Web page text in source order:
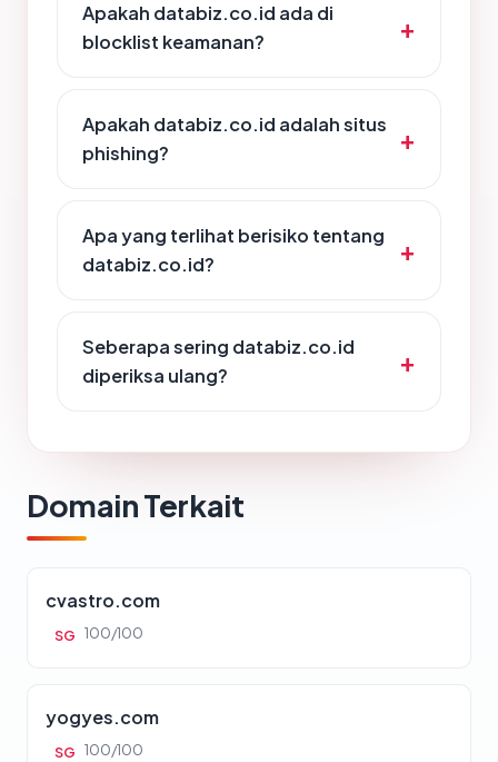
Apakah databiz.co.id ada di
blocklist keamanan?
Apakah databiz.co.id adalah situs
phishing?
Apa yang terlihat berisiko tentang
databiz.co.id?
Seberapa sering databiz.co.id
diperiksa ulang?
Domain Terkait
cvastro.com
SG 100/100
yogyes.com
SG 100/100